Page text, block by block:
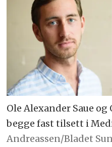
Ole Alexander Saue
begge fast tilsett i
Andreassen/Bladet